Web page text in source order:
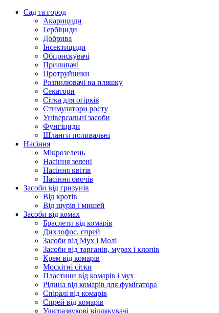
Сад та город
Акарициди
Гербіциди
Добрива
Інсектициди
Обприскувачі
Прилипачі
Протруйники
Розпилювачі на пляшку
Секатори
Сітка для огірків
Стимулятори росту
Універсальні засоби
Фунгіциди
Шланги поливальні
Насіння
Мікрозелень
Насіння зелені
Насіння квітів
Насіння овочів
Засоби від гризунів
Від кротів
Від щурів і мишей
Засоби від комах
Браслети від комарів
Дихлофос, спрей
Засоби від Мух і Молі
Засоби від тарганів, мурах і клопів
Крем від комарів
Москітні сітки
Пластини від комарів і мух
Рідина від комарів для фумігатора
Спіралі від комарів
Спрей від комарів
Ультразвукові відлякувачі